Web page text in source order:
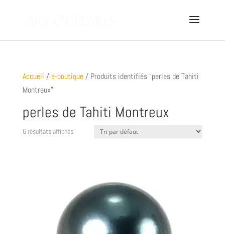
Accueil / e-boutique/ Produits identifiés “perles de Tahiti
Montreux”
perles de Tahiti Montreux
6 résultats affichés